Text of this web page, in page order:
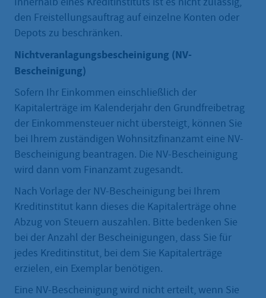
den Freistellungsauftrag auf einzelne Konten oder
Depots zu beschränken.
Nichtveranlagungsbescheinigung (NV-
Bescheinigung)
Sofern Ihr Einkommen einschließlich der
Kapitalerträge im Kalenderjahr den Grundfreibetrag
der Einkommensteuer nicht übersteigt, können Sie
bei Ihrem zuständigen Wohnsitzfinanzamt eine NV-
Bescheinigung beantragen. Die NV-Bescheinigung
wird dann vom Finanzamt zugesandt.
Nach Vorlage der NV-Bescheinigung bei Ihrem
Kreditinstitut kann dieses die Kapitalerträge ohne
Abzug von Steuern auszahlen. Bitte bedenken Sie
bei der Anzahl der Bescheinigungen, dass Sie für
jedes Kreditinstitut, bei dem Sie Kapitalerträge
erzielen, ein Exemplar benötigen.
Eine NV-Bescheinigung wird nicht erteilt, wenn Sie